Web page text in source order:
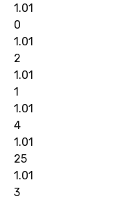
1.01
0
1.01
2
1.01
1
1.01
4
1.01
25
1.01
3